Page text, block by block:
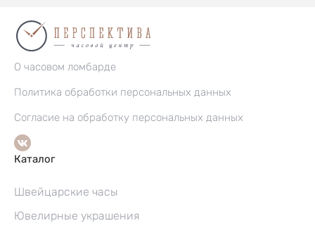
О часовом ломбарде
Политика обработки персональных данных
Согласие на обработку персональных данных
Каталог
Швейцарские часы
Ювелирные украшения